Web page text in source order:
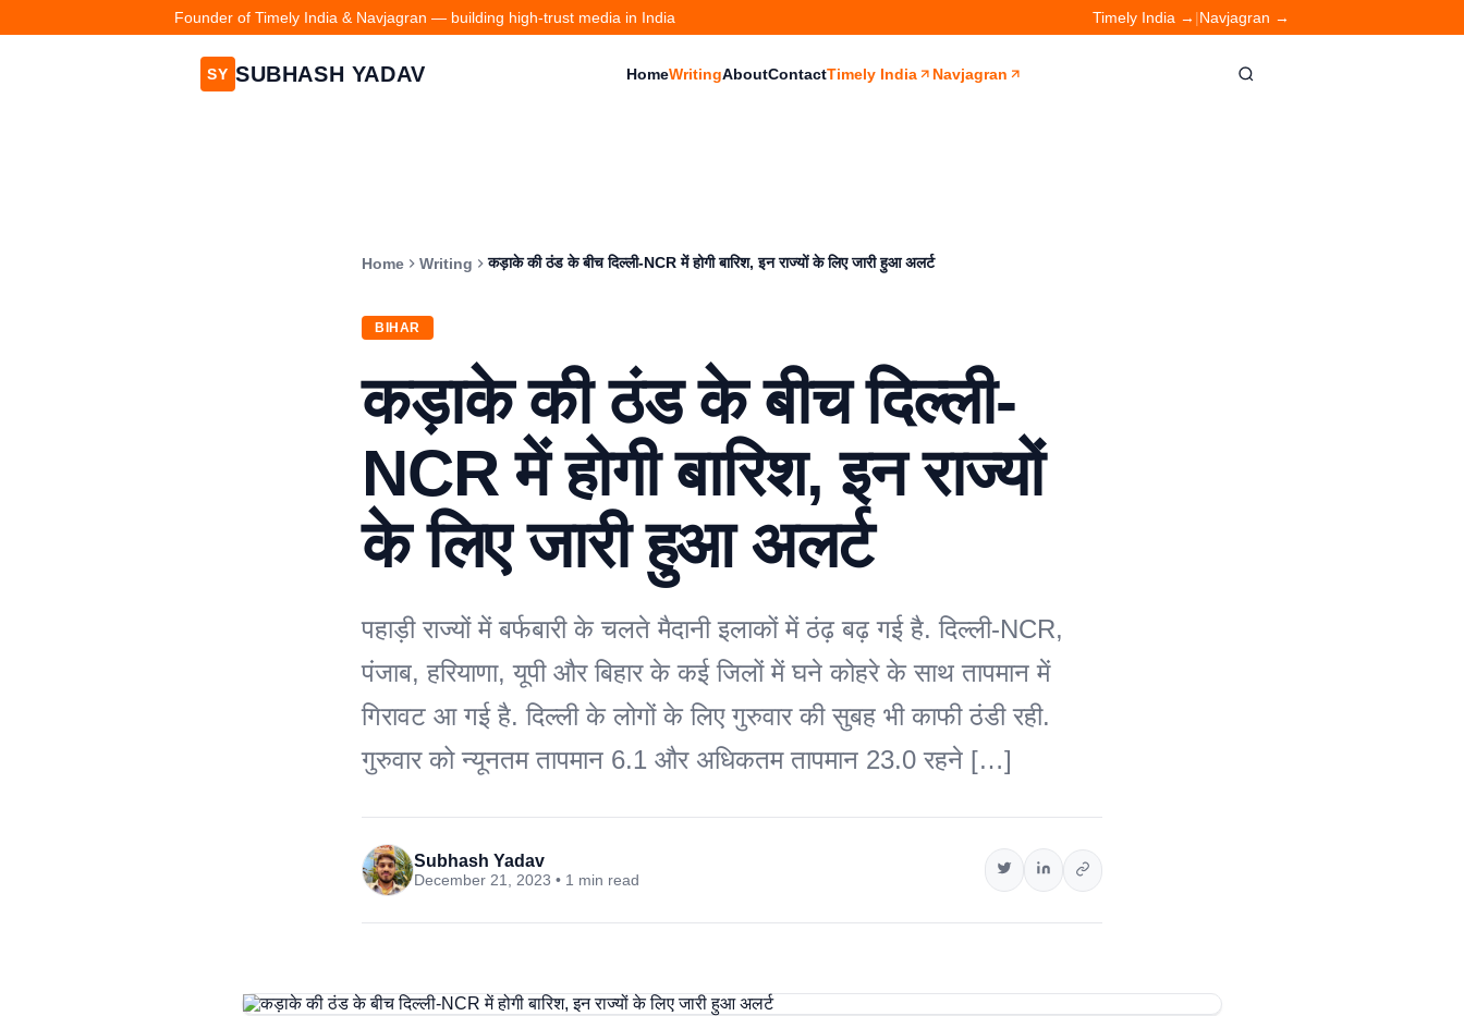
Founder of Timely India & Navjagran — building high-trust media in India Timely India → |Navjagran →
SY SUBHASH YADAV HomeWritingAboutContactTimely India Navjagran
Home Writing कड़ाके की ठंड के बीच दिल्ली-NCR में होगी बारिश, इन राज्यों के लिए जारी हुआ अलर्ट
BIHAR
कड़ाके की ठंड के बीच दिल्ली-
NCR में होगी बारिश, इन राज्यों
के लिए जारी हुआ अलर्ट
पहाड़ी राज्यों में बर्फबारी के चलते मैदानी इलाकों में ठंढ़ बढ़ गई है. दिल्ली-NCR,
पंजाब, हरियाणा, यूपी और बिहार के कई जिलों में घने कोहरे के साथ तापमान में
गिरावट आ गई है. दिल्ली के लोगों के लिए गुरुवार की सुबह भी काफी ठंडी रही.
गुरुवार को न्यूनतम तापमान 6.1 और अधिकतम तापमान 23.0 रहने […]
Subhash Yadav
December 21, 2023 • 1 min read